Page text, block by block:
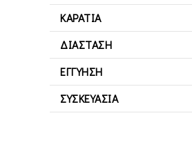
ΚΑΡΆΤΙΑ
ΔΙΆΣΤΑΣΗ
ΕΓΓΎΗΣΗ
ΣΥΣΚΕΥΑΣΊΑ